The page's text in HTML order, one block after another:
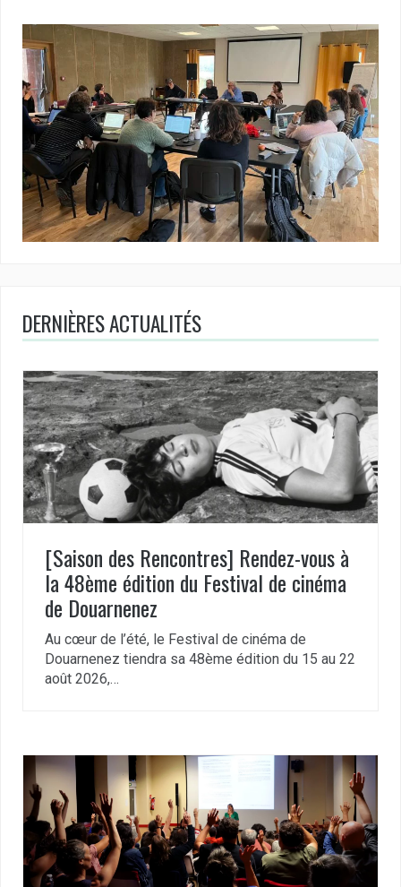
DERNIÈRES ACTUALITÉS
[Saison des Rencontres] Rendez-vous à
la 48ème édition du Festival de cinéma
de Douarnenez
Au cœur de l’été, le Festival de cinéma de
Douarnenez tiendra sa 48ème édition du 15 au 22
août 2026,…